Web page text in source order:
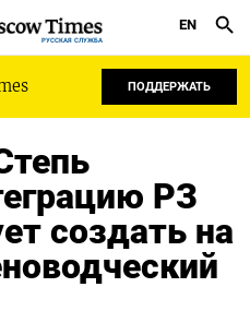
РУССКАЯ СЛУЖБА
EN
ПОДДЕРЖАТЬ
РЗ
создать на